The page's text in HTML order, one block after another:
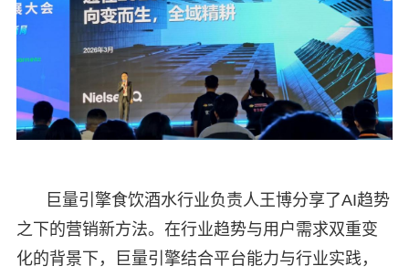
巨量引擎食饮酒水行业负责人王博分享了AI趋势
之下的营销新方法。在行业趋势与用户需求双重变
化的背景下，巨量引擎结合平台能力与行业实践，